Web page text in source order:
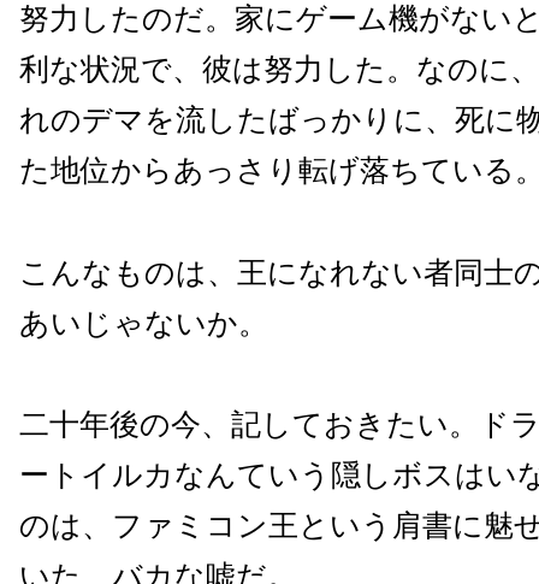
努力したのだ。家にゲーム機がない
利な状況で、彼は努力した。なのに
れのデマを流したばっかりに、死に
た地位からあっさり転げ落ちている
こんなものは、王になれない者同士
あいじゃないか。
二十年後の今、記しておきたい。ド
ートイルカなんていう隠しボスはい
のは、ファミコン王という肩書に魅
いた、バカな嘘だ。